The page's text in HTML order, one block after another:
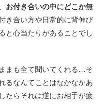
お付き合いの中にどこか無
き合い方や日常的に背伸び
と心当たりがあることでし
まも全て聞いてくれる…そ
るなんてことはなかなかあ
たらそれは逆にお相手が疲